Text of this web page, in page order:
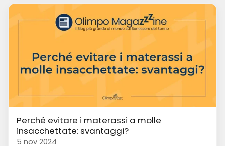
Perché evitare i materassi a molle
insacchettate: svantaggi?
5 nov 2024